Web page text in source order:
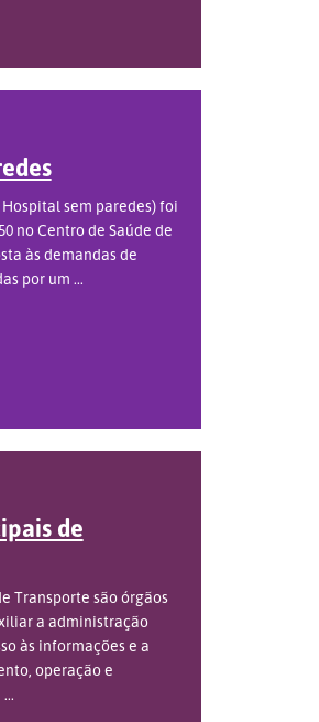
sem paredes) foi
no Centro de Saúde de
às demandas de
por um ...
de
Transporte são órgãos
a administração
às informações e a
operação e